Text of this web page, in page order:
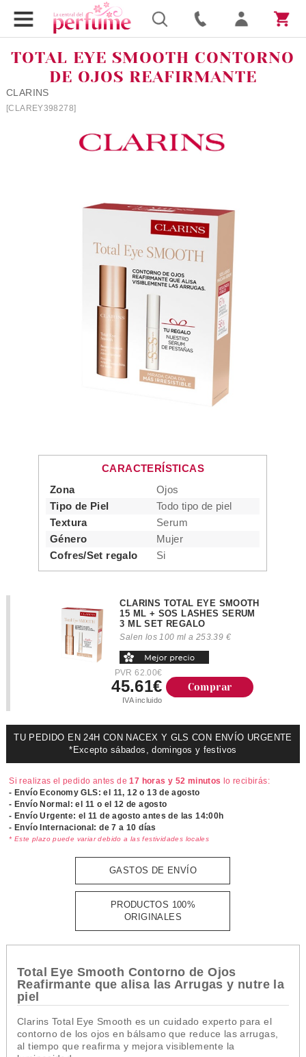
TOTAL EYE SMOOTH CONTORNO
DE OJOS REAFIRMANTE
CLARINS
[CLAREY398278]
CARACTERÍSTICAS
Zona
Ojos
Tipo de Piel
Todo tipo de piel
Textura
Serum
Género
Mujer
Cofres/Set regalo
Si
CLARINS TOTAL EYE SMOOTH
15 ML + SOS LASHES SERUM
3 ML SET REGALO
Salen los 100 ml a 253.39 €
PVR 62.00€
45.61€
IVA incluido
Comprar
TU PEDIDO EN 24H CON NACEX Y GLS CON ENVÍO URGENTE
*Excepto sábados, domingos y festivos
Si realizas el pedido antes de17 horas y 52 minutos lo recibirás:
- Envío Economy GLS: el 11, 12 o 13 de agosto
- Envío Normal: el 11 o el 12 de agosto
- Envío Urgente: el11 de agosto antes de las 14:00h
- Envío Internacional: de 7 a 10 días
* Este plazo puede variar debido a las festividades locales
GASTOS DE ENVÍO
PRODUCTOS 100%
ORIGINALES
Total Eye Smooth Contorno de Ojos
Reafirmante que alisa las Arrugas y nutre la
piel
Clarins Total Eye Smooth es un cuidado experto para el
contorno de los ojos en bálsamo que reduce las arrugas,
al tiempo que reafirma y mejora visiblemente la